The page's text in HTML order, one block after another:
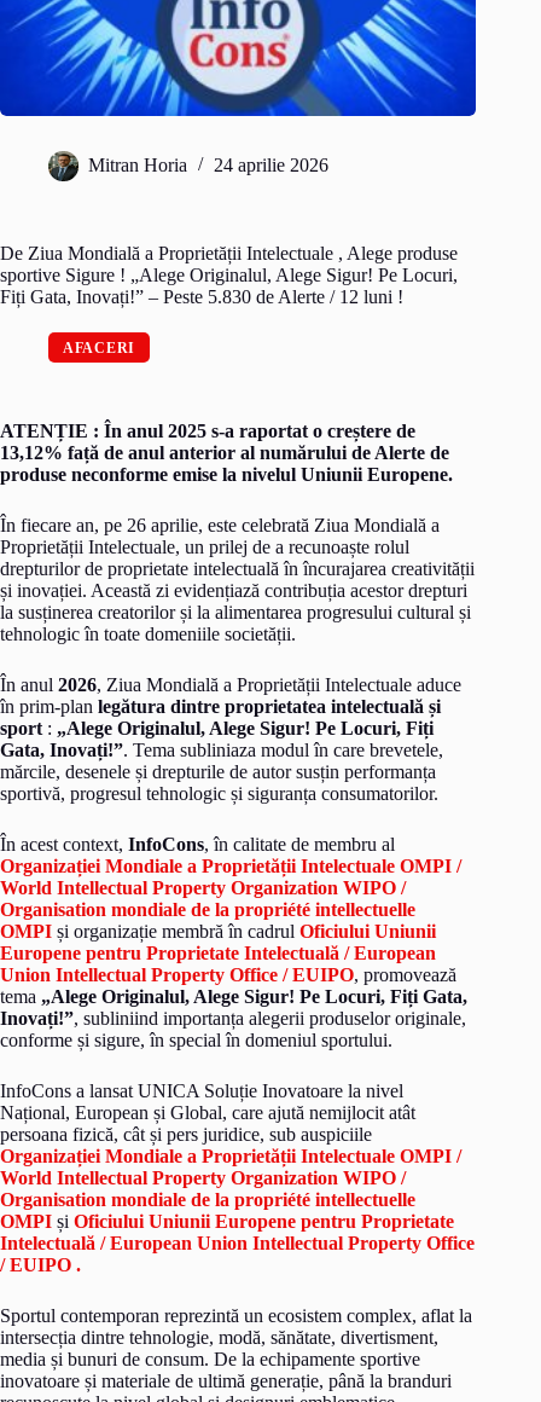
Mitran Horia 24 aprilie 2026
De Ziua Mondială a Proprietății Intelectuale , Alege produse
sportive Sigure ! „Alege Originalul, Alege Sigur! Pe Locuri,
Fiți Gata, Inovați!” – Peste 5.830 de Alerte / 12 luni !
AFACERI
ATENȚIE : În anul 2025 s-a raportat o creștere de
13,12% față de anul anterior al numărului de Alerte de
produse neconforme emise la nivelul Uniunii Europene.
În fiecare an, pe 26 aprilie, este celebrată Ziua Mondială a
Proprietății Intelectuale, un prilej de a recunoaște rolul
drepturilor de proprietate intelectuală în încurajarea creativității
și inovației. Această zi evidențiază contribuția acestor drepturi
la susținerea creatorilor și la alimentarea progresului cultural și
tehnologic în toate domeniile societății.
În anul 2026, Ziua Mondială a Proprietății Intelectuale aduce
în prim-plan legătura dintre proprietatea intelectuală și
sport : „Alege Originalul, Alege Sigur! Pe Locuri, Fiți
Gata, Inovați!”. Tema subliniaza modul în care brevetele,
mărcile, desenele și drepturile de autor susțin performanța
sportivă, progresul tehnologic și siguranța consumatorilor.
În acest context, InfoCons, în calitate de membru al
Organizației Mondiale a Proprietății Intelectuale OMPI /
World Intellectual Property Organization WIPO /
Organisation mondiale de la propriété intellectuelle
OMPI și organizație membră în cadrul Oficiului Uniunii
Europene pentru Proprietate Intelectuală / European
Union Intellectual Property Office / EUIPO, promovează
tema „Alege Originalul, Alege Sigur! Pe Locuri, Fiți Gata,
Inovați!”, subliniind importanța alegerii produselor originale,
conforme și sigure, în special în domeniul sportului.
InfoCons a lansat UNICA Soluție Inovatoare la nivel
Național, European și Global, care ajută nemijlocit atât
persoana fizică, cât și pers juridice, sub auspiciile
Organizației Mondiale a Proprietății Intelectuale OMPI /
World Intellectual Property Organization WIPO /
Organisation mondiale de la propriété intellectuelle
OMPI și Oficiului Uniunii Europene pentru Proprietate
Intelectuală / European Union Intellectual Property Office
/ EUIPO .
Sportul contemporan reprezintă un ecosistem complex, aflat la
intersecția dintre tehnologie, modă, sănătate, divertisment,
media și bunuri de consum. De la echipamente sportive
inovatoare și materiale de ultimă generație, până la branduri